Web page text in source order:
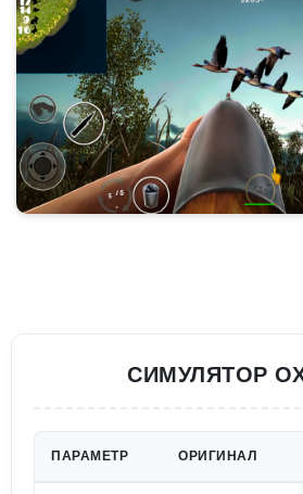
СИМУЛЯТОР
ПАРАМЕТР ОРИГИНАЛ